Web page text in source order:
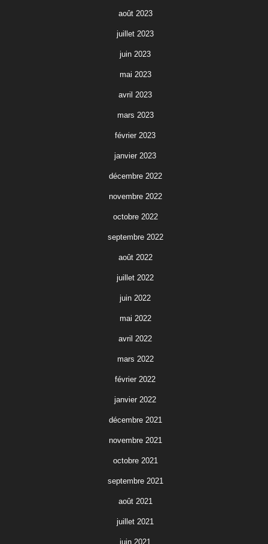
août 2023
juillet 2023
juin 2023
mai 2023
avril 2023
mars 2023
février 2023
janvier 2023
décembre 2022
novembre 2022
octobre 2022
septembre 2022
août 2022
juillet 2022
juin 2022
mai 2022
avril 2022
mars 2022
février 2022
janvier 2022
décembre 2021
novembre 2021
octobre 2021
septembre 2021
août 2021
juillet 2021
juin 2021